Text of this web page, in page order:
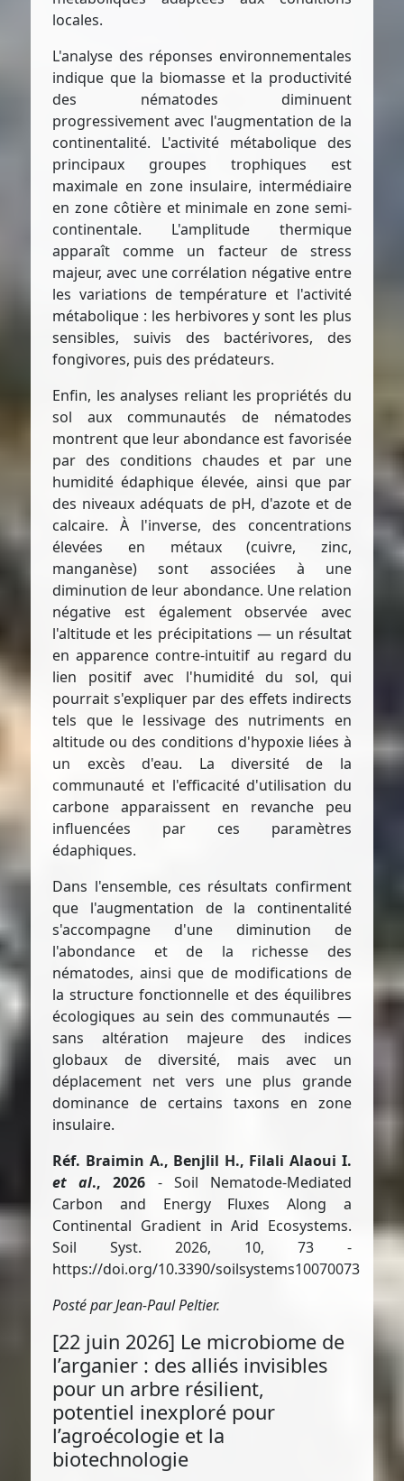
locales.
L'analyse des réponses environnementales
indique que la biomasse et la productivité
des nématodes diminuent
progressivement avec l'augmentation de la
continentalité. L'activité métabolique des
principaux groupes trophiques est
maximale en zone insulaire, intermédiaire
en zone côtière et minimale en zone semi-
continentale. L'amplitude thermique
apparaît comme un facteur de stress
majeur, avec une corrélation négative entre
les variations de température et l'activité
métabolique : les herbivores y sont les plus
sensibles, suivis des bactérivores, des
fongivores, puis des prédateurs.
Enfin, les analyses reliant les propriétés du
sol aux communautés de nématodes
montrent que leur abondance est favorisée
par des conditions chaudes et par une
humidité édaphique élevée, ainsi que par
des niveaux adéquats de pH, d'azote et de
calcaire. À l'inverse, des concentrations
élevées en métaux (cuivre, zinc,
manganèse) sont associées à une
diminution de leur abondance. Une relation
négative est également observée avec
l'altitude et les précipitations — un résultat
en apparence contre-intuitif au regard du
lien positif avec l'humidité du sol, qui
pourrait s'expliquer par des effets indirects
tels que le lessivage des nutriments en
altitude ou des conditions d'hypoxie liées à
un excès d'eau. La diversité de la
communauté et l'efficacité d'utilisation du
carbone apparaissent en revanche peu
influencées par ces paramètres
édaphiques.
Dans l'ensemble, ces résultats confirment
que l'augmentation de la continentalité
s'accompagne d'une diminution de
l'abondance et de la richesse des
nématodes, ainsi que de modifications de
la structure fonctionnelle et des équilibres
écologiques au sein des communautés —
sans altération majeure des indices
globaux de diversité, mais avec un
déplacement net vers une plus grande
dominance de certains taxons en zone
insulaire.
Réf. Braimin A., Benjlil H., Filali Alaoui I.
et al., 2026 - Soil Nematode-Mediated
Carbon and Energy Fluxes Along a
Continental Gradient in Arid Ecosystems.
Soil Syst. 2026, 10, 73 -
https://doi.org/10.3390/soilsystems10070073
Posté par Jean-Paul Peltier.
[22 juin 2026] Le microbiome de
l’arganier : des alliés invisibles
pour un arbre résilient,
potentiel inexploré pour
l’agroécologie et la
biotechnologie